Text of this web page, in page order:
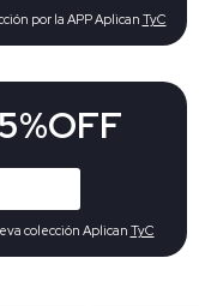
colección Aplican TyC
por la APP Aplican TyC